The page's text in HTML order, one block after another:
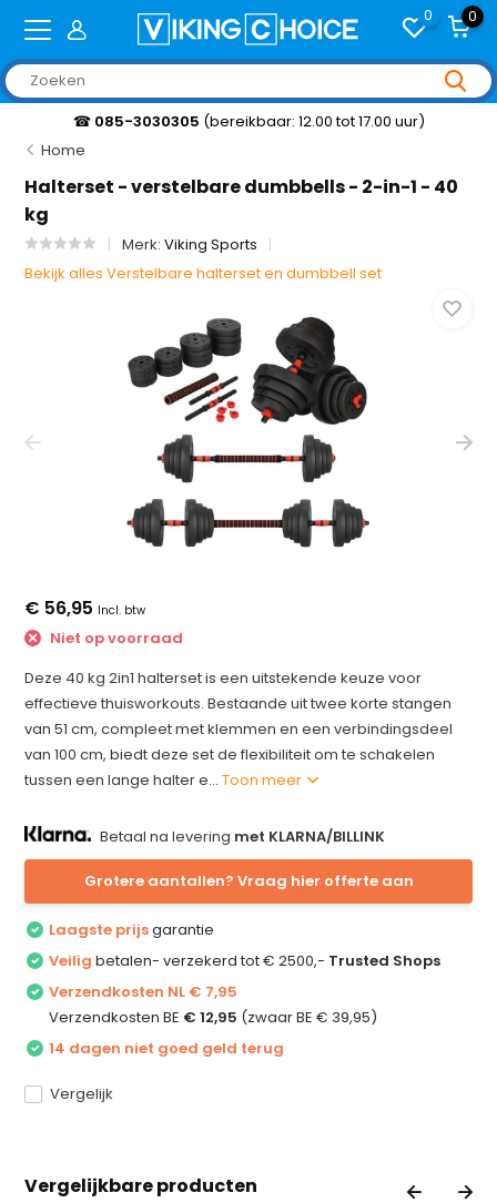
0 0
085-3030305(bereikbaar: 12.00 tot 17.00 uur)
Home
Halterset - verstelbare dumbbells - 2-in-1 - 40
kg
Merk:Viking Sports
Bekijk alles Verstelbare halterset en dumbbell set
€ 56,95 Incl. btw
Niet op voorraad
Deze 40 kg 2in1 halterset is een uitstekende keuze voor
effectieve thuisworkouts. Bestaande uit twee korte stangen
van 51 cm, compleet met klemmen en een verbindingsdeel
van 100 cm, biedt deze set de flexibiliteit om te schakelen
tussen een lange halter e...Toon meer
Betaal na levering met KLARNA/BILLINK
Grotere aantallen? Vraag hier offerte aan
Laagste prijsgarantie
Veilig betalen- verzekerd tot € 2500,- Trusted Shops
Verzendkosten NL € 7,95
Verzendkosten BE € 12,95 (zwaar BE € 39,95)
14 dagen niet goed geld terug
Vergelijk
Vergelijkbare producten